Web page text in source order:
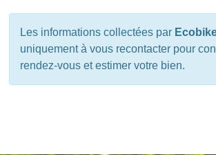
Les informations collectées par
uniquement à vous recontacter pour
rendez-vous et estimer votre bien.